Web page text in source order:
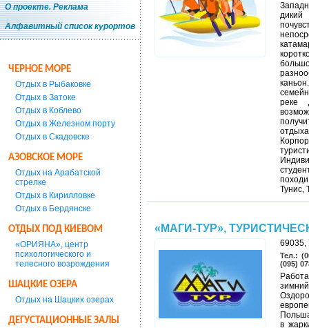
О проекте. Реклама
Алфавитный список курортов
ЧЕРНОЕ МОРЕ
Отдых в Рыбаковке
Отдых в Затоке
Отдых в Коблево
Отдых в Железном порту
Отдых в Скадовске
АЗОВСКОЕ МОРЕ
Отдых на Арабатской
стрелке
Отдых в Кирилловке
Отдых в Бердянске
ОТДЫХ ПОД КИЕВОМ
«ОРИЯНА», центр
психологического и
телесного возрождения
ШАЦКИЕ ОЗЕРА
Отдых на Шацких озерах
ДЕГУСТАЦИОННЫЕ ЗАЛЫ
реке
Тунис,
«МАГИ-ТУР»,
69035,
Тел.:
(095)
в